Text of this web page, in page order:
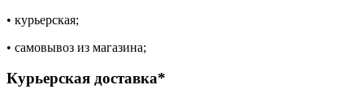
• курьерская;
• самовывоз из магазина;
Курьерская доставка*